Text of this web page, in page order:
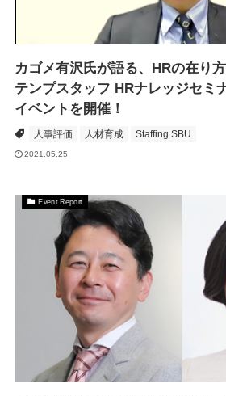
カゴメ有沢氏が語る、HRの在り
テンプスタッフ HRナレッジセミ
イベントを開催！
人事評価 人材育成 Staffing SBU
2021.05.25
Event Report